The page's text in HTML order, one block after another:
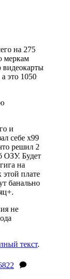
на 275
меркам
видеокарты
это 1050
и
себе x99
решил 2
ОЗУ. Будет
на
плате
банально
не
текст.